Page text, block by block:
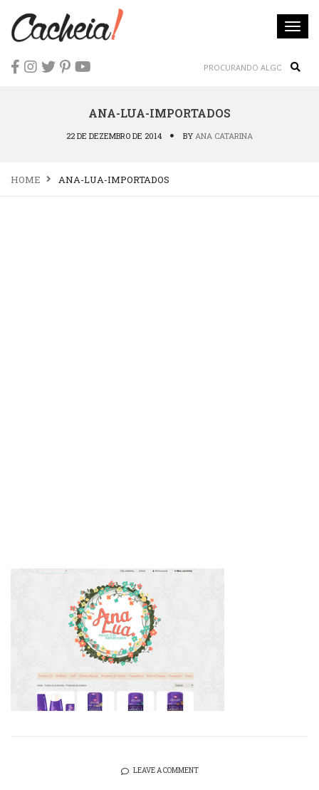
ANA-LUA-IMPORTADOS
22 DE DEZEMBRO DE 2014 BY ANA CATARINA
HOME ANA-LUA-IMPORTADOS
LEAVE A COMMENT